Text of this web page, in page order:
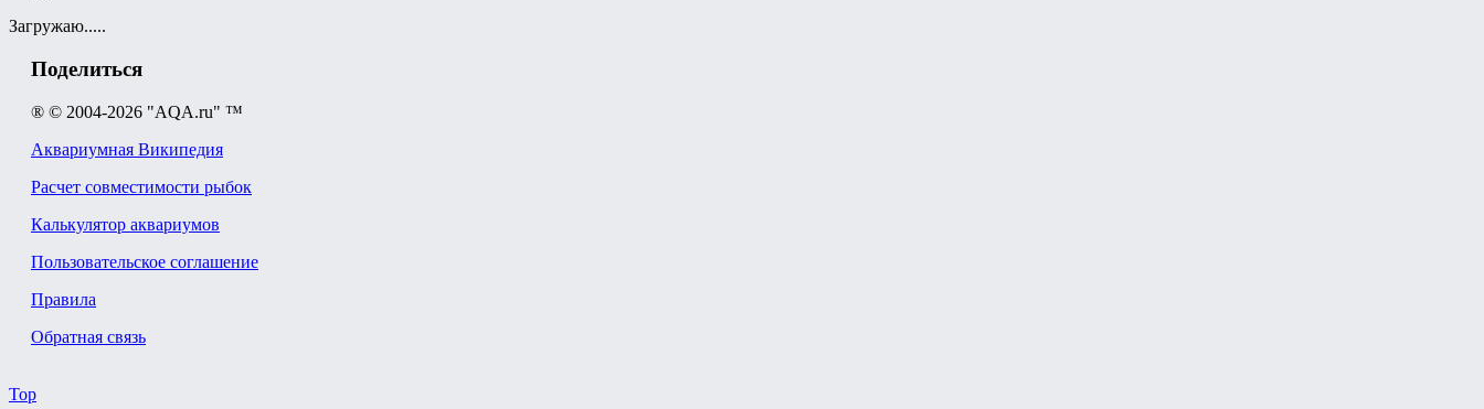
Загружаю.....
Поделиться
® © 2004-2026 "AQA.ru" ™
Аквариумная Википедия
Расчет совместимости рыбок
Калькулятор аквариумов
Пользовательское соглашение
Правила
Обратная связь
Top